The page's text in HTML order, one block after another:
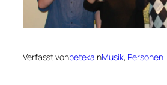
Verfasst vonbetekainMusik, Personen